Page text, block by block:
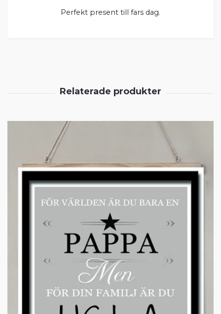
Perfekt present till fars dag.